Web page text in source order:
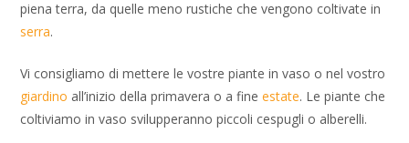
piena terra, da quelle meno rustiche che vengono coltivate in
serra.
Vi consigliamo di mettere le vostre piante in vaso o nel vostro
giardino all’inizio della primavera o a fineestate. Le piante che
coltiviamo in vaso svilupperanno piccoli cespugli o alberelli.